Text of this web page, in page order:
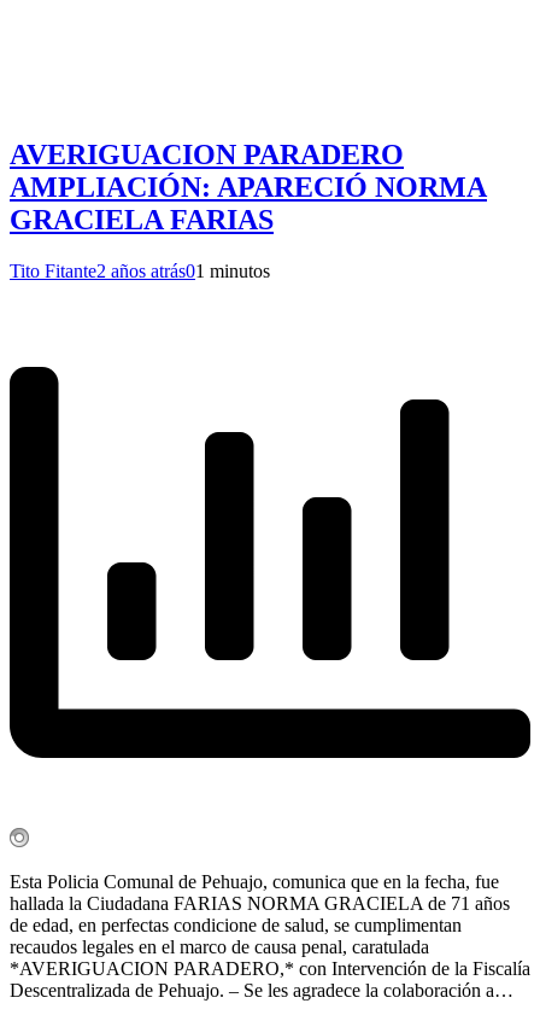
AVERIGUACION PARADERO
AMPLIACIÓN: APARECIÓ NORMA
GRACIELA FARIAS
Tito Fitante2 años atrás01 minutos
Esta Policia Comunal de Pehuajo, comunica que en la fecha, fue
hallada la Ciudadana FARIAS NORMA GRACIELA de 71 años
de edad, en perfectas condicione de salud, se cumplimentan
recaudos legales en el marco de causa penal, caratulada
*AVERIGUACION PARADERO,* con Intervención de la Fiscalía
Descentralizada de Pehuajo. – Se les agradece la colaboración a…